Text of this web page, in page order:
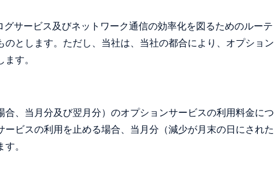
サービス及びネットワーク通信の効率化を図るためのルーテ
とします。ただし、当社は、当社の都合により、オプション
す。
、当月分及び翌月分）のオプションサービスの利用料金につ
ビスの利用を止める場合、当月分（減少が月末の日にされた
。